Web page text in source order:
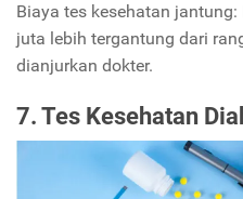
Biaya tes kesehatan
juta lebih tergantung dari
dianjurkan dokter.
7. Tes Kesehatan